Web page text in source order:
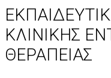
ΚΛΙΝΙΚΗΣ
ΘΕΡΑΠΕΙΑΣ